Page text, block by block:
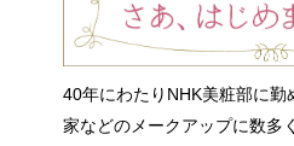
40年にわたりNHK美粧部に
家などのメークアップに数多